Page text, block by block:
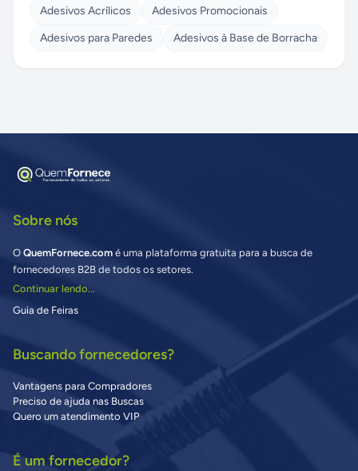
Adesivos Acrílicos
Adesivos Promocionais
Adesivos para Paredes
Adesivos à Base de Borracha
Sobre nós
O QuemFornece.com é uma plataforma gratuita para a busca de
fornecedores B2B de todos os setores.
Continuar lendo...
Guia de Feiras
Buscando fornecedores?
Vantagens para Compradores
Preciso de ajuda nas Buscas
Quero um atendimento VIP
É um fornecedor?